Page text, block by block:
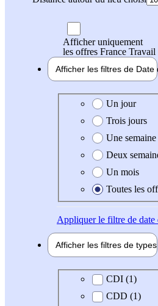
Afficher uniquement
les offres France Travail
Afficher les filtres de Date
Date de création de
Un jour
Trois jours
Une semaine
Deux
Un mois
Toutes les
Appliquerle filtre de date
Afficher les filtres de
Type de contrat
CDI (1)
CDD (1)